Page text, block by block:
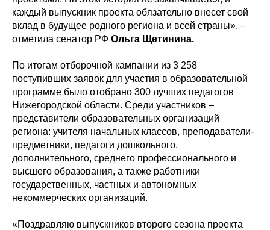
каждый выпускник проекта обязательно внесет свой
вклад в будущее родного региона и всей страны», –
отметила сенатор РФ Ольга Щетинина.
По итогам отборочной кампании из 3 258
поступивших заявок для участия в образовательной
программе было отобрано 300 лучших педагогов
Нижегородской области. Среди участников –
представители образовательных организаций
региона: учителя начальных классов, преподаватели-
предметники, педагоги дошкольного,
дополнительного, среднего профессионального и
высшего образования, а также работники
государственных, частных и автономных
некоммерческих организаций.
«Поздравляю выпускников второго сезона проекта